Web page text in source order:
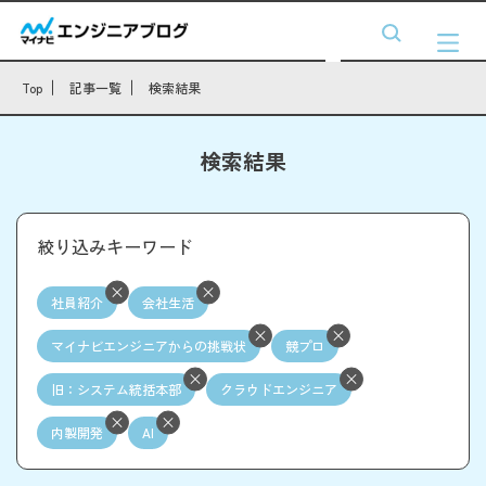
Top 記事一覧 検索結果
検索結果
絞り込みキーワード
社員紹介 会社生活
マイナビエンジニアからの挑戦状 競プロ
旧：システム統括本部 クラウドエンジニア
内製開発 AI